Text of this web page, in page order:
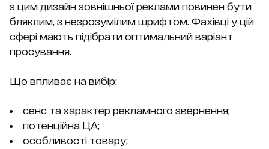
з цим дизайн зовнішньої реклами повинен бути
бляклим, з незрозумілим шрифтом. Фахівці у цій
сфері мають підібрати оптимальний варіант
просування.
Що впливає на вибір:
сенс та характер рекламного звернення;
потенційна ЦА;
особливості товару;